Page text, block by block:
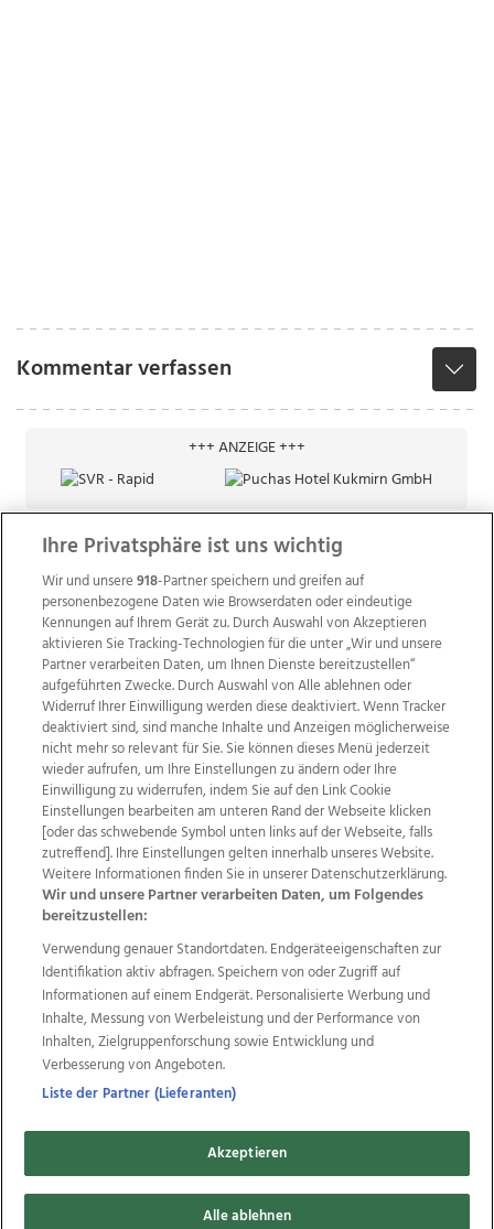
Kommentar verfassen
+++ ANZEIGE +++
Wir über uns Mediadaten Kontakt
Jobs
Datenschutz
Impressum
AGB Anzeigekunden
AGB Website
Ehrenkodex Politische Werbung
Weitere Angebote des Medienhauses Wimmer
TV1 di-mog-i.at OÖNow
Ischler Woche
Life Radio
OÖNachrichten
OÖN Immobilien
OÖN Karriere
OÖN Reise
Promenaden Galerien
Regionaljobs
wasistlos.at wirtrauern.at
Copyrights © 2026 Tips Zeitungs GmbH & Co KG
developed by
Ihre Privatsphäre ist uns wichtig
Wir und unsere918-Partner speichern und greifen auf
personenbezogene Daten wie Browserdaten oder eindeutige
Kennungen auf Ihrem Gerät zu. Durch Auswahl von Akzeptieren
aktivieren Sie Tracking-Technologien für die unter „Wir und unsere
Partner verarbeiten Daten, um Ihnen Dienste bereitzustellen“
aufgeführten Zwecke. Durch Auswahl von Alle ablehnen oder
Widerruf Ihrer Einwilligung werden diese deaktiviert. Wenn Tracker
deaktiviert sind, sind manche Inhalte und Anzeigen möglicherweise
nicht mehr so relevant für Sie. Sie können dieses Menü jederzeit
wieder aufrufen, um Ihre Einstellungen zu ändern oder Ihre
Einwilligung zu widerrufen, indem Sie auf den Link Cookie
Einstellungen bearbeiten am unteren Rand der Webseite klicken
[oder das schwebende Symbol unten links auf der Webseite, falls
zutreffend]. Ihre Einstellungen gelten innerhalb unseres Website.
Weitere Informationen finden Sie in unserer Datenschutzerklärung.
Wir und unsere Partner verarbeiten Daten, um Folgendes
bereitzustellen:
Verwendung genauer Standortdaten. Endgeräteeigenschaften zur
Identifikation aktiv abfragen. Speichern von oder Zugriff auf
Informationen auf einem Endgerät. Personalisierte Werbung und
Inhalte, Messung von Werbeleistung und der Performance von
Inhalten, Zielgruppenforschung sowie Entwicklung und
Verbesserung von Angeboten.
Liste der Partner (Lieferanten)
Akzeptieren
Alle ablehnen